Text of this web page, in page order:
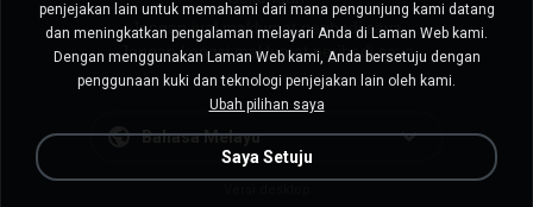
Jangan jual maklumat peribadi saya
Jangan kongsi maklumat peribadi saya
Bahasa Melayu
penjejakan lain untuk memahami dari mana pengunjung kami datang
dan meningkatkan pengalaman melayari Anda di Laman Web kami.
Dengan menggunakan Laman Web kami, Anda bersetuju dengan
penggunaan kuki dan teknologi penjejakan lain oleh kami.
Ubah pilihan saya
Saya Setuju